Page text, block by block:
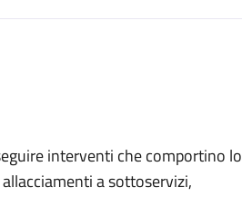
interventi che comportino lo
a sottoservizi,